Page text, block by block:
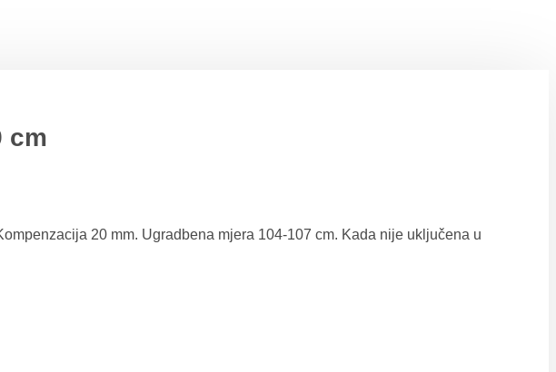
cm
20 mm. Ugradbena mjera 104-107 cm. Kada nije uključena u